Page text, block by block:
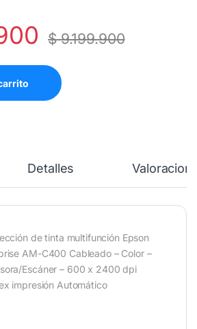
$9.199.900
Detalles
de tinta multifunción Epson
AM-C400 Cableado – Color –
Escáner – 600 x 2400 dpi
impresión Automático